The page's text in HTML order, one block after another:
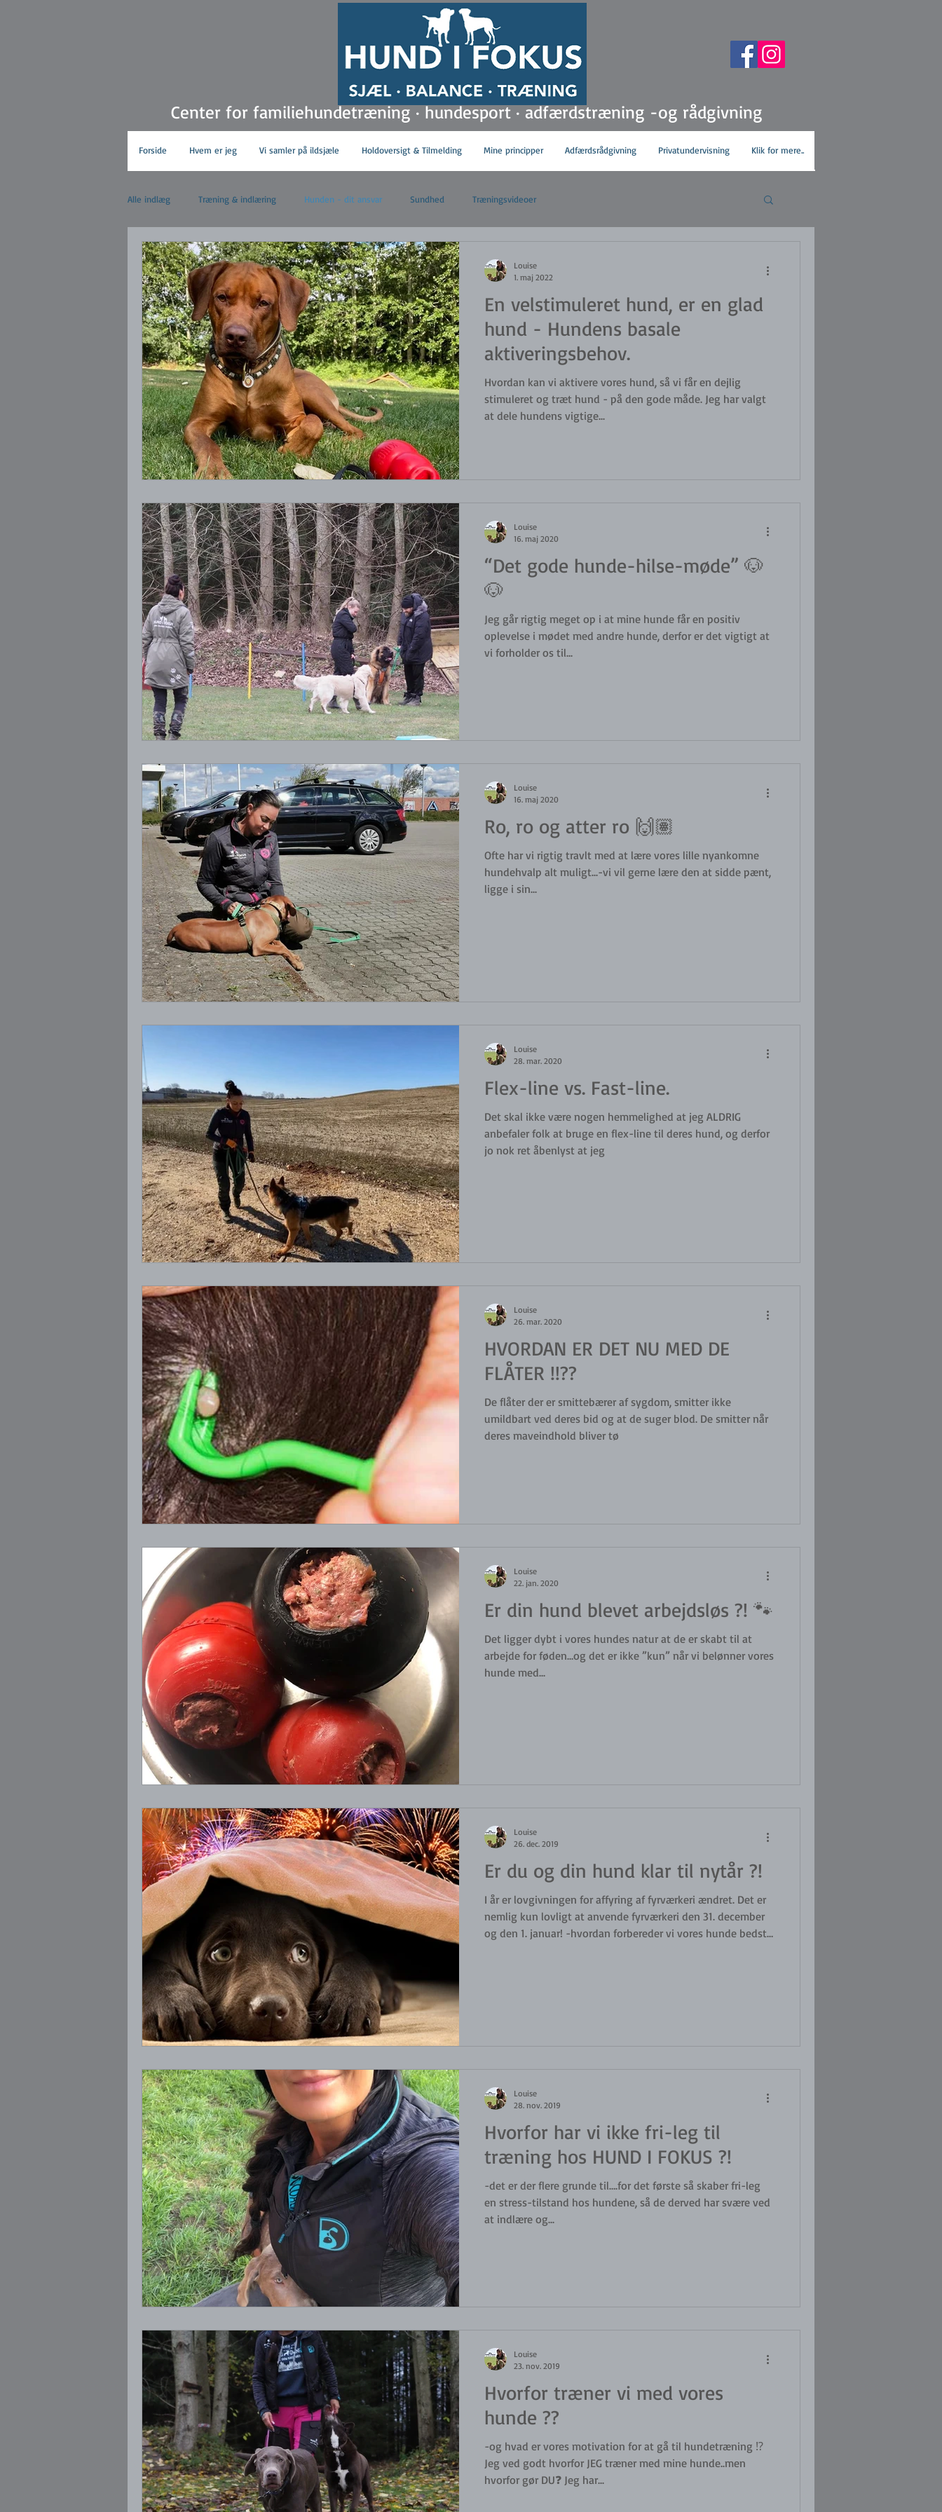
Center for familiehundetræning · hundesport · adfærdstræning -og rådgivning
Forside Hvem er jeg Vi samler på ildsjæle Holdoversigt & Tilmelding Mine principper Adfærdsrådgivning Privatundervisning Klik for mere..
Alle indlæg Træning & indlæring Hunden - dit ansvar Sundhed Træningsvideoer
En velstimuleret hund, er en glad
hund - Hundens basale
aktiveringsbehov.
Hvordan kan vi aktivere vores hund, så vi får en dejlig
stimuleret og træt hund - på den gode måde. Jeg har valgt
at dele hundens vigtige...
Louise
1. maj 2022
“Det gode hunde-hilse-møde” 🐶
🐶
Jeg går rigtig meget op i at mine hunde får en positiv
oplevelse i mødet med andre hunde, derfor er det vigtigt at
vi forholder os til...
Louise
16. maj 2020
Ro, ro og atter ro 🙌🏽
Ofte har vi rigtig travlt med at lære vores lille nyankomne
hundehvalp alt muligt...-vi vil gerne lære den at sidde pænt,
ligge i sin...
Louise
16. maj 2020
Flex-line vs. Fast-line.
Det skal ikke være nogen hemmelighed at jeg ALDRIG
anbefaler folk at bruge en flex-line til deres hund, og derfor
jo nok ret åbenlyst at jeg
Louise
28. mar. 2020
HVORDAN ER DET NU MED DE
FLÅTER !!??
De flåter der er smittebærer af sygdom, smitter ikke
umildbart ved deres bid og at de suger blod. De smitter når
deres maveindhold bliver tø
Louise
26. mar. 2020
Er din hund blevet arbejdsløs ?! 🐾
Det ligger dybt i vores hundes natur at de er skabt til at
arbejde for føden…og det er ikke ”kun” når vi belønner vores
hunde med...
Louise
22. jan. 2020
Er du og din hund klar til nytår ?!
I år er lovgivningen for affyring af fyrværkeri ændret. Det er
nemlig kun lovligt at anvende fyrværkeri den 31. december
og den 1. januar! -hvordan forbereder vi vores hunde bedst
Louise
26. dec. 2019
Hvorfor har vi ikke fri-leg til
træning hos HUND I FOKUS ?!
-det er der flere grunde til….for det første så skaber fri-leg
en stress-tilstand hos hundene, så de derved har svære ved
at indlære og...
Louise
28. nov. 2019
Hvorfor træner vi med vores
hunde ??
-og hvad er vores motivation for at gå til hundetræning ⁉️
Jeg ved godt hvorfor JEG træner med mine hunde..men
hvorfor gør DU❓ Jeg har...
Louise
23. nov. 2019